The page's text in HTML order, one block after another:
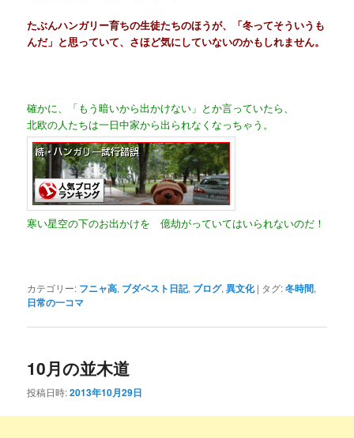
たぶんハンガリー育ちの生徒たちのほうが、「冬ってそういうも
んだ」と思っていて、さほど気にしていないのかもしれません。
確かに、「もう暗いから出かけない」とか言っていたら、
北欧の人たちは一日中家から出られなくなっちゃう。
寒い星空の下のお出かけを 億劫がっていてはいられないのだ！
カテゴリー: フニャ高, ブダペスト日記, ブログ,異文化 | タグ:冬時間,
日常の一コマ
10月の並木道
投稿日時:2013年10月29日